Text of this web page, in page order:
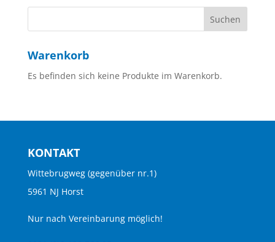
Warenkorb
Es befinden sich keine Produkte im Warenkorb.
KONTAKT
Wittebrugweg (gegenüber nr.1)
5961 NJ Horst
Nur nach Vereinbarung möglich!